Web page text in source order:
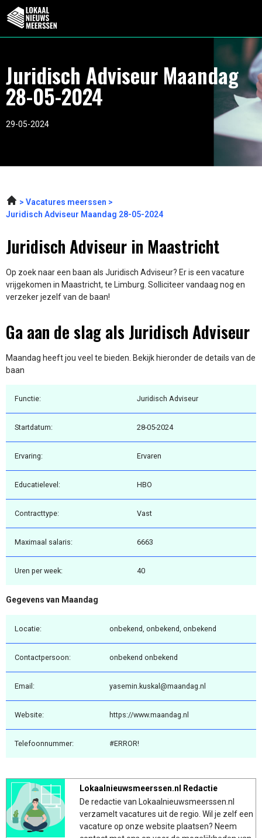
Juridisch Adviseur Maandag
28-05-2024
29-05-2024
Vacatures meerssen
Juridisch Adviseur Maandag 28-05-2024
Juridisch Adviseur in Maastricht
Op zoek naar een baan als Juridisch Adviseur? Er is een vacature
vrijgekomen in Maastricht, te Limburg. Solliciteer vandaag nog en
verzeker jezelf van de baan!
Ga aan de slag als Juridisch Adviseur
Maandag heeft jou veel te bieden. Bekijk hieronder de details van de
baan
Functie: Juridisch Adviseur
Startdatum: 28-05-2024
Ervaring: Ervaren
Educatielevel: HBO
Contracttype: Vast
Maximaal salaris: 6663
Uren per week: 40
Gegevens van Maandag
Locatie: onbekend, onbekend, onbekend
Contactpersoon: onbekend onbekend
Email: yasemin.kuskal@maandag.nl
Website: https://www.maandag.nl
Telefoonnummer: #ERROR!
Lokaalnieuwsmeerssen.nl Redactie
De redactie van Lokaalnieuwsmeerssen.nl
verzamelt vacatures uit de regio. Wil je zelf een
vacature op onze website plaatsen? Neem